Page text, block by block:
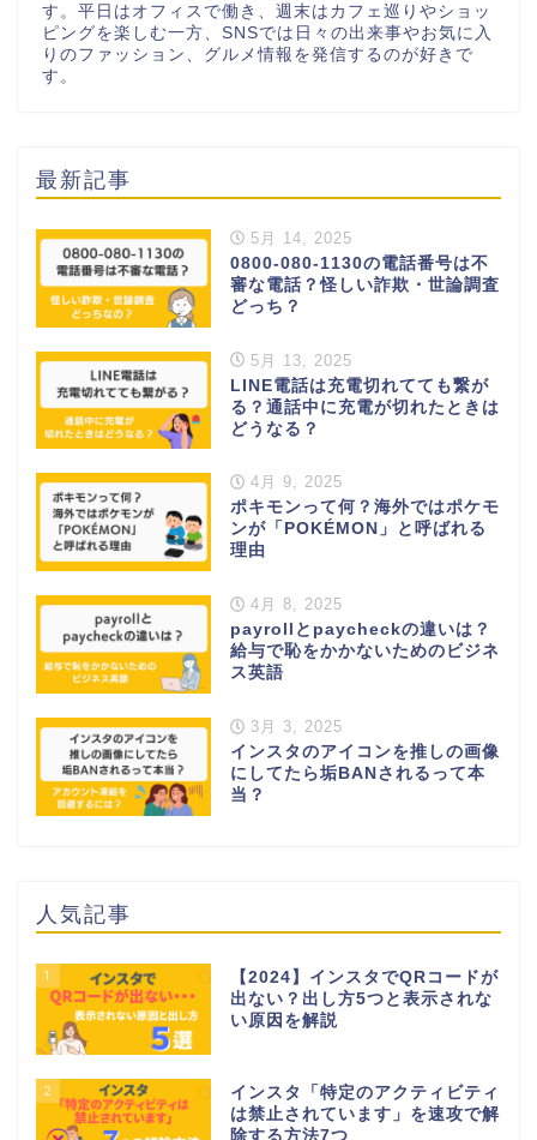
す。平日はオフィスで働き、週末はカフェ巡りやショッ
ピングを楽しむ一方、SNSでは日々の出来事やお気に入
りのファッション、グルメ情報を発信するのが好きで
す。
最新記事
5月 14, 2025
0800-080-1130の電話番号は不
審な電話？怪しい詐欺・世論調査
どっち？
5月 13, 2025
LINE電話は充電切れてても繋が
る？通話中に充電が切れたときは
どうなる？
4月 9, 2025
ポキモンって何？海外ではポケモ
ンが「POKÉMON」と呼ばれる
理由
4月 8, 2025
payrollとpaycheckの違いは？
給与で恥をかかないためのビジネ
ス英語
3月 3, 2025
インスタのアイコンを推しの画像
にしてたら垢BANされるって本
当？
人気記事
1
【2024】インスタでQRコードが
出ない？出し方5つと表示されな
い原因を解説
2
インスタ「特定のアクティビティ
は禁止されています」を速攻で解
除する方法7つ